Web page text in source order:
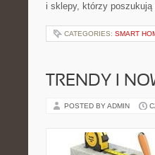
i sklepy, którzy
CATEGORIES: SMART
TRENDY I
POSTED BY ADMIN